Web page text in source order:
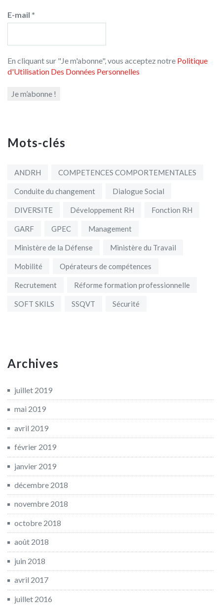
E-mail *
En cliquant sur "Je m'abonne", vous acceptez notre Politique
d'Utilisation Des Données Personnelles
Mots-clés
ANDRH COMPETENCES COMPORTEMENTALES
Conduite du changement Dialogue Social
DIVERSITE Développement RH Fonction RH
GARF GPEC Management
Ministère de la Défense Ministère du Travail
Mobilité Opérateurs de compétences
Recrutement Réforme formation professionnelle
SOFT SKILS SSQVT Sécurité
Archives
juillet 2019
mai 2019
avril 2019
février 2019
janvier 2019
décembre 2018
novembre 2018
octobre 2018
août 2018
juin 2018
avril 2017
juillet 2016